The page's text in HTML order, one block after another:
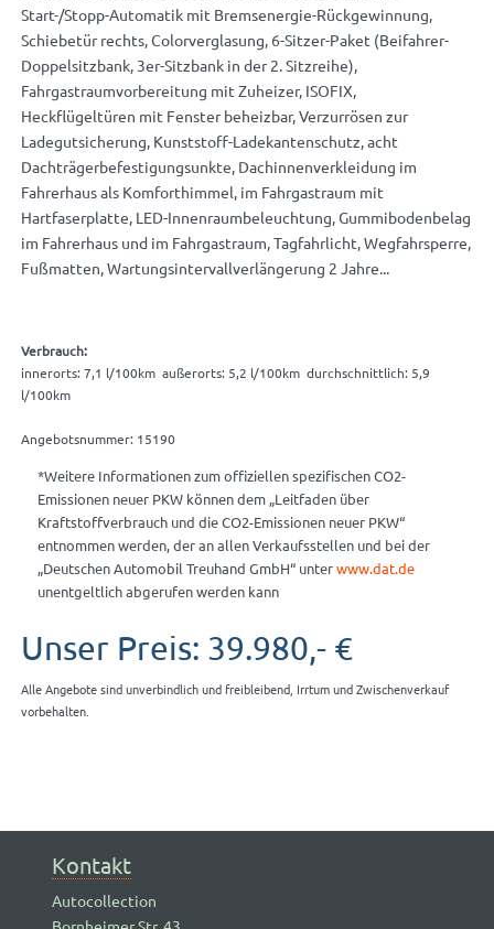
Start-/Stopp-Automatik mit Bremsenergie-Rückgewinnung,
Schiebetür rechts, Colorverglasung, 6-Sitzer-Paket (Beifahrer-
Doppelsitzbank, 3er-Sitzbank in der 2. Sitzreihe),
Fahrgastraumvorbereitung mit Zuheizer, ISOFIX,
Heckflügeltüren mit Fenster beheizbar, Verzurrösen zur
Ladegutsicherung, Kunststoff-Ladekantenschutz, acht
Dachträgerbefestigungsunkte, Dachinnenverkleidung im
Fahrerhaus als Komforthimmel, im Fahrgastraum mit
Hartfaserplatte, LED-Innenraumbeleuchtung, Gummibodenbelag
im Fahrerhaus und im Fahrgastraum, Tagfahrlicht, Wegfahrsperre,
Fußmatten, Wartungsintervallverlängerung 2 Jahre...
Verbrauch:
innerorts: 7,1 l/100km außerorts: 5,2 l/100km durchschnittlich: 5,9
l/100km
Angebotsnummer: 15190
*Weitere Informationen zum offiziellen spezifischen CO2-
Emissionen neuer PKW können dem „Leitfaden über
Kraftstoffverbrauch und die CO2-Emissionen neuer PKW“
entnommen werden, der an allen Verkaufsstellen und bei der
„Deutschen Automobil Treuhand GmbH“ unterwww.dat.de
unentgeltlich abgerufen werden kann
Unser Preis: 39.980,- €
Alle Angebote sind unverbindlich und freibleibend, Irrtum und Zwischenverkauf
vorbehalten.
Kontakt
Autocollection